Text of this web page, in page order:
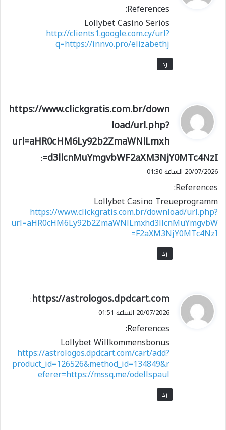
ل
References:
Lollybet Casino Seriös
http://clients1.google.com.cy/url?
q=https://innvo.pro/elizabethj
رد
ي
ق
و
ل
https://www.clickgratis.com.br/down
load/url.php?
url=aHR0cHM6Ly92b2ZmaWNlLmxh
d3llcnMuYmgvbWF2aXM3NjY0MTc4NzI=
:
20/07/2026 الساعة 01:30
References:
Lollybet Casino Treueprogramm
https://www.clickgratis.com.br/download/url.php?
url=aHR0cHM6Ly92b2ZmaWNlLmxhd3llcnMuYmgvbW
F2aXM3NjY0MTc4NzI=
رد
ي
ق
ل
https://astrologos.dpdcart.com
:
20/07/2026 الساعة 01:51
References:
Lollybet Willkommensbonus
https://astrologos.dpdcart.com/cart/add?
product_id=126526&method_id=134849&r
eferer=https://mssq.me/odellspaul
رد